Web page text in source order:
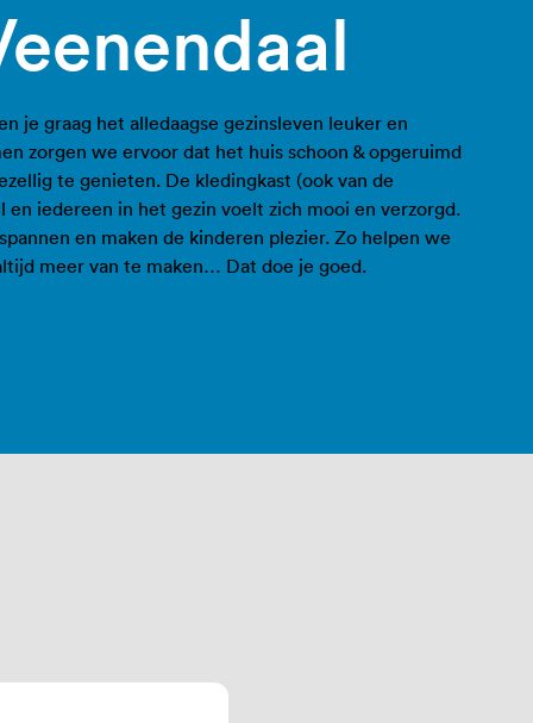
je graag het alledaagse gezinsleven leuker en
zorgen we ervoor dat het huis schoon & opgeruimd
te genieten. De kledingkast (ook van de
en iedereen in het gezin voelt zich mooi en verzorgd.
en maken de kinderen plezier. Zo helpen we
meer van te maken… Dat doe je goed.